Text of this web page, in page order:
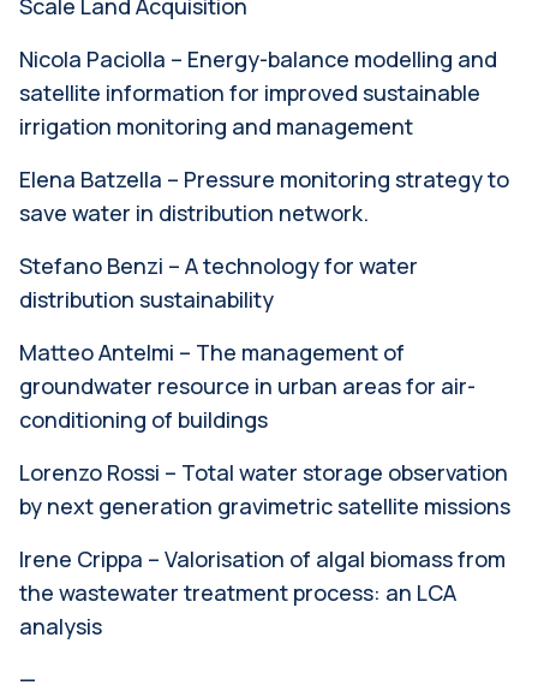
Nicola Paciolla – Energy-balance modelling and
satellite information for improved sustainable
irrigation monitoring and management
Elena Batzella – Pressure monitoring strategy to
save water in distribution network.
Stefano Benzi – A technology for water
distribution sustainability
Matteo Antelmi – The management of
groundwater resource in urban areas for air-
conditioning of buildings
Lorenzo Rossi – Total water storage observation
by next generation gravimetric satellite missions
Irene Crippa – Valorisation of algal biomass from
the wastewater treatment process: an LCA
analysis
—